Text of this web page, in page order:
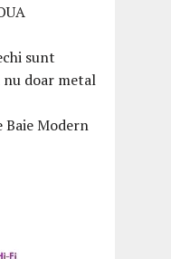
sunt
nu doar metal
Baie Modern